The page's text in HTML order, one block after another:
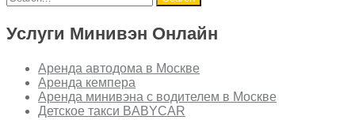
Услуги Минивэн Онлайн
Аренда автодома в Москве
Аренда кемпера
Аренда минивэна с водителем в Москве
Детское такси BABYCAR